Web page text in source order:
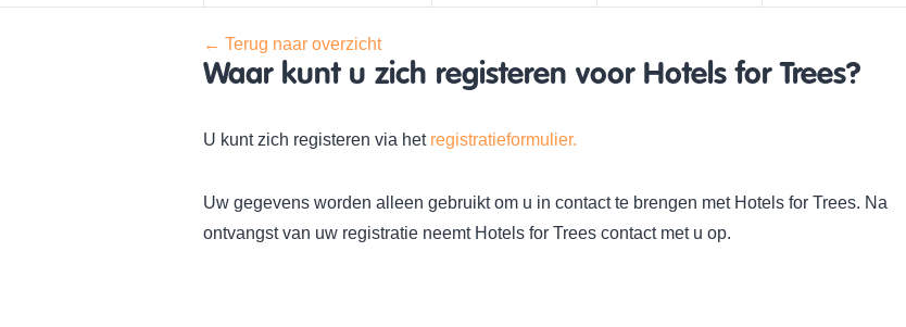
← Terug naar overzicht
Waar kunt u zich registeren voor Hotels for Trees?
U kunt zich registeren via het registratieformulier.
Uw gegevens worden alleen gebruikt om u in contact te brengen met Hotels for Trees. Na
ontvangst van uw registratie neemt Hotels for Trees contact met u op.